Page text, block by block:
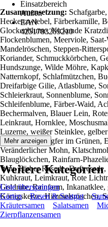
Einsatzbereich
Außen
EAN
4251783209210
Zusammensetzung:
Heckenzwiebel, Färberkamille,
Glockenblume, Nickende
Flockenblumen, Meerviole,
Mandelröschen, Steppen-
Koriander, Schmuckkörbchen,
Hundszunge, Wilde Möhre,
Natternkopf, Schlafmützchen,
Dreifarbige Gilie, Atlasblume,
Schleierkraut, Sonnenblume,
Schleifenblume, Färber-Waid,
Bechermalven, Blauer Lein,
Leinkraut, Hornklee,
Luzerne, weißer Steinklee,
Hainblume, Jungfer im Grünen,
Veränderlicher Mohn,
Blauglöckchen, Rainfarn-
Wau, Färber Resede,
Kuhkraut, Leimkraut, Rote
Goldrute, Rainfarm,
Königskerze, Himmelsröschen,
Mehr anzeigen
Weitere Kategorien
Liste überspringen
Garten
Rasen & Saatgut
Kräutersamen
Salatsamen
Zierpflanzensamen